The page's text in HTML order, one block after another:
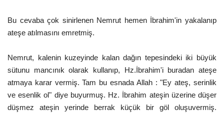
Bu cevaba çok sinirlenen Nemrut hemen İbrahim'in yakalanıp
ateşe atılmasını emretmiş.
Nemrut, kalenin kuzeyinde kalan dağın tepesindeki iki büyük
sütunu mancınık olarak kullanıp, Hz.İbrahim'i buradan ateşe
atmaya karar vermiş. Tam bu esnada Allah : "Ey ateş, serinlik
ve esenlik ol" diye buyurmuş. Hz. İbrahim ateşin üzerine düşer
düşmez ateşin yerinde berrak küçük bir göl oluşuvermiş.